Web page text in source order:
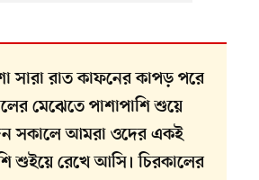
সারা রাত কাফনের কাপড় পরে
মেঝেতে পাশাপাশি শুয়ে
সকালে আমরা ওদের একই
শুইয়ে রেখে আসি। চিরকালের